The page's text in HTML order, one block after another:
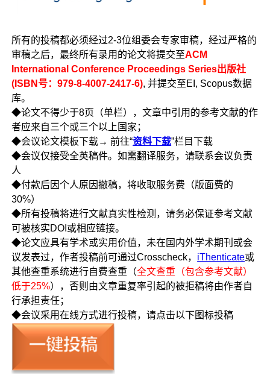
所有的投稿都必须经过2-3位组委会专家审稿，经过严格的
审稿之后，最终所有录用的论文将提交至ACM
International Conference Proceedings Series出版社
(ISBN号：979-8-4007-2417-6), 并提交至EI, Scopus数据
库。
◆论文不得少于8页（单栏），文章中引用的参考文献的作
者应来自三个或三个以上国家；
◆会议论文模板下载→ 前往“资料下载”栏目下载
◆会议仅接受全英稿件。如需翻译服务，请联系会议负责
人
◆付款后因个人原因撤稿，将收取服务费（版面费的
30%）
◆所有投稿将进行文献真实性检测，请务必保证参考文献
可被核实DOI或相应链接。
◆论文应具有学术或实用价值，未在国内外学术期刊或会
议发表过，作者投稿前可通过Crosscheck， iThenticate或
其他查重系统进行自费查重（全文查重（包含参考文献）
低于25%），否则由文章重复率引起的被拒稿将由作者自
行承担责任；
◆会议采用在线方式进行投稿，请点击以下图标投稿